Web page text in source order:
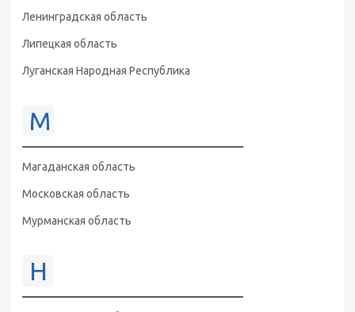
Ленинградская область
Липецкая область
Луганская Народная Республика
М
Магаданская область
Московская область
Мурманская область
Н